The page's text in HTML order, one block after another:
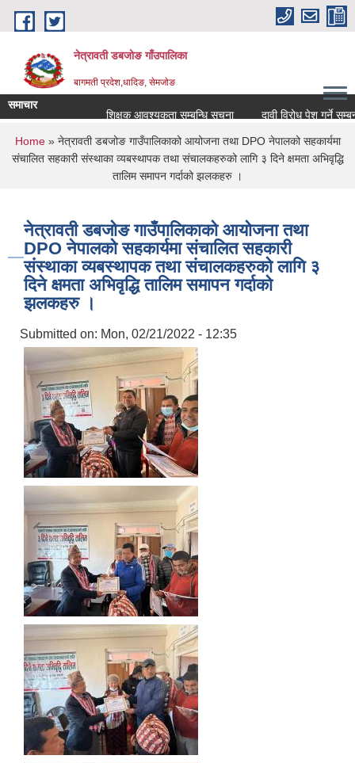
Skip to main content
नेत्रावती डबजोङ गाँउपालिका
बागमती प्रदेश,धादिङ, सेमजाेङ
समाचार
शिक्षक आवश्यकता सम्बन्धि सूचना
दावी विरोध पेश गर्ने सम्बन्धी
You are here
Home» नेत्रावती डबजोङ गाउँपालिकाको आयोजना तथा DPO नेपालको सहकार्यमा
संचालित सहकारी संस्थाका व्यबस्थापक तथा संचालकहरुको लागि ३ दिने क्षमता अभिवृद्धि
तालिम समापन गर्दाको झलकहरु ।
नेत्रावती डबजोङ गाउँपालिकाको आयोजना तथा
DPO नेपालको सहकार्यमा संचालित सहकारी
संस्थाका व्यबस्थापक तथा संचालकहरुको लागि ३
दिने क्षमता अभिवृद्धि तालिम समापन गर्दाको
झलकहरु ।
Submitted on: Mon, 02/21/2022 - 12:35